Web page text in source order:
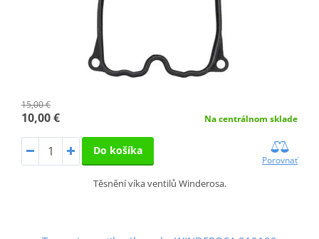
15,00 €
10,00 € Na centrálnom sklade
Do košíka
Porovnať
Těsnění víka ventilů Winderosa.